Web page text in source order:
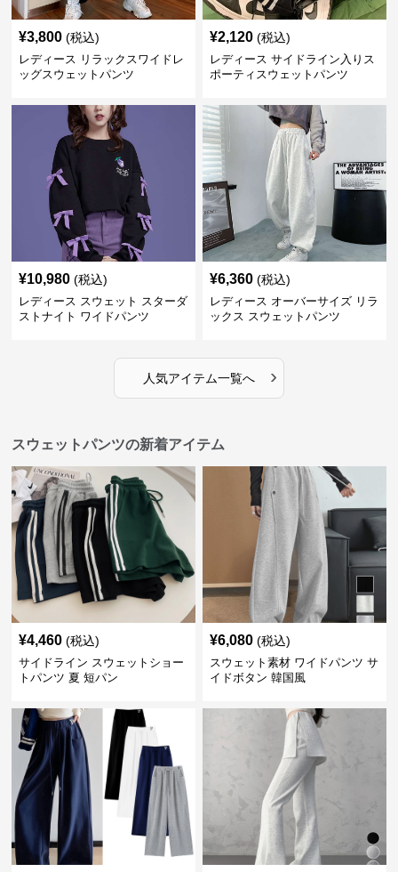
¥3,800 (税込)
レディース リラックスワイドレ
ッグスウェットパンツ
¥2,120 (税込)
レディース サイドライン入りス
ポーティスウェットパンツ
¥10,980 (税込)
レディース スウェット スターダ
ストナイト ワイドパンツ
¥6,360 (税込)
レディース オーバーサイズ リラ
ックス スウェットパンツ
人気アイテム一覧へ ›
スウェットパンツの新着アイテム
¥4,460 (税込)
サイドライン スウェットショー
トパンツ 夏 短パン
¥6,080 (税込)
スウェット素材 ワイドパンツ サ
イドボタン 韓国風